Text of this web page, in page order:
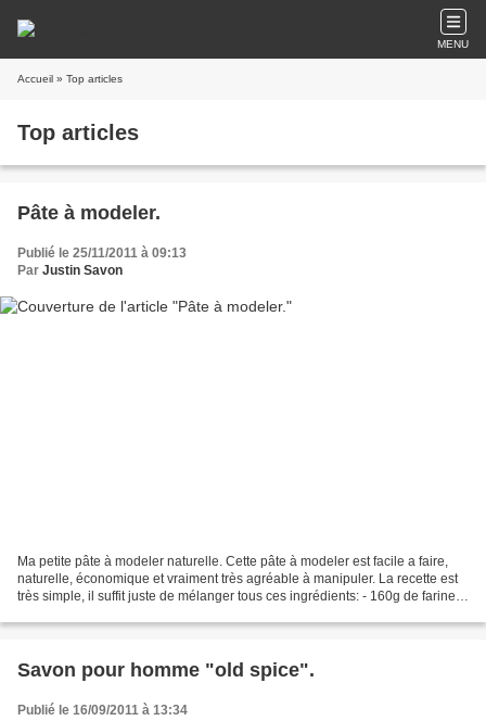
MENU
Accueil » Top articles
Top articles
Pâte à modeler.
Publié le 25/11/2011 à 09:13
Par Justin Savon
Ma petite pâte à modeler naturelle. Cette pâte à modeler est facile a faire,
naturelle, économique et vraiment très agréable à manipuler. La recette est
très simple, il suffit juste de mélanger tous ces ingrédients: - 160g de farine. -
Savon pour homme "old spice".
Publié le 16/09/2011 à 13:34